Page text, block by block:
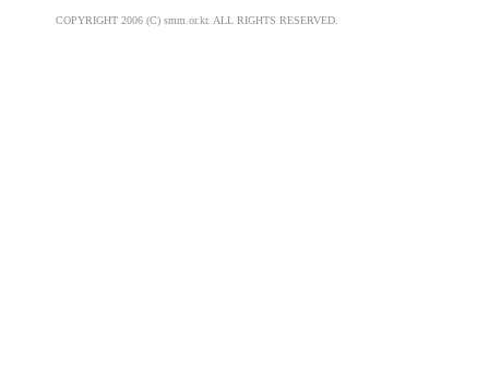
COPYRIGHT 2006 (C) smm.or.kr. ALL RIGHTS RESERVED.